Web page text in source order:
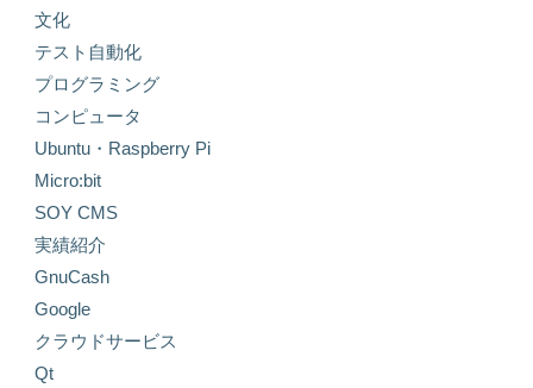
文化
テスト自動化
プログラミング
コンピュータ
Ubuntu・Raspberry Pi
Micro:bit
SOY CMS
実績紹介
GnuCash
Google
クラウドサービス
Qt